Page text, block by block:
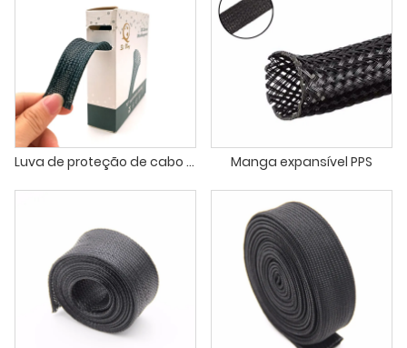
Luva de proteção de cabo de animal de estimação EKO 7m Manga expansível PPS